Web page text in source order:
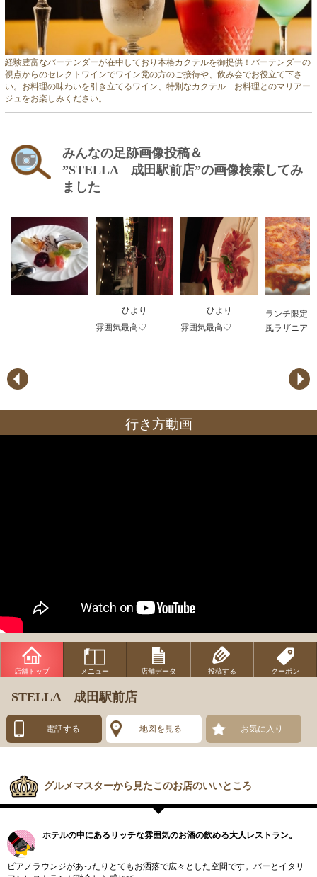
経験豊富なバーテンダーが在中しており本格カクテルを御提供！バーテンダーの
視点からのセレクトワインでワイン党の方のご接待や、飲み会でお役立て下さ
い。お料理の味わいを引き立てるワイン、特別なカクテル…お料理とのマリアー
ジュをお楽しみください。
みんなの足跡画像投稿＆
”STELLA 成田駅前店”の画像検索してみ
ました
ひより
雰囲気最高♡
ひより
雰囲気最高♡
ランチ限定
風ラザニア
行き方動画
店舗トップ メニュー 店舗データ 投稿する クーポン
STELLA 成田駅前店
電話する 地図を見る お気に入り
グルメマスターから見たこのお店のいいところ
ホテルの中にあるリッチな雰囲気のお酒の飲める大人レストラン。
ピアノラウンジがあったりとてもお洒落で広々とした空間です。バーとイタリ